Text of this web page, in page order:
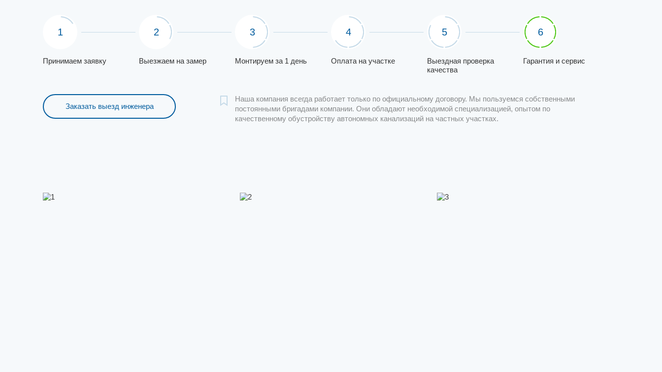
1
Принимаем заявку
2
Выезжаем на замер
3
Монтируем за 1 день
4
Оплата на участке
5
Выездная проверка
качества
6
Гарантия и сервис
Заказать выезд инженера
Наша компания всегда работает только по официальному договору. Мы пользуемся собственными
постоянными бригадами компании. Они обладают необходимой специализацией, опытом по
качественному обустройству автономных канализаций на частных участках.